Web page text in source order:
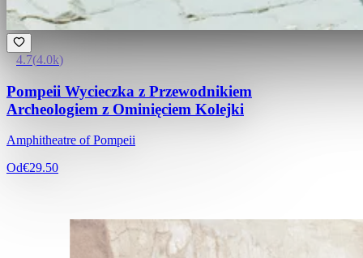
4.7(4.0k)
Pompeii Wycieczka z Przewodnikiem
Archeologiem z Ominięciem Kolejki
Amphitheatre of Pompeii
Od€29.50